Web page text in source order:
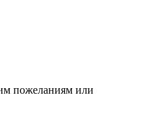
пожеланиям или